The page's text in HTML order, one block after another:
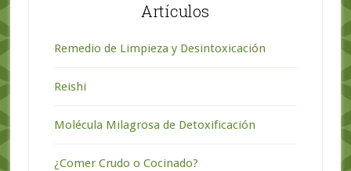
Artículos
Remedio de Limpieza y Desintoxicación
Reishi
Molécula Milagrosa de Detoxificación
¿Comer Crudo o Cocinado?